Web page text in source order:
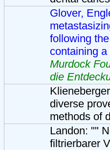
Glover,
following
containing
Murdock
die
diverse
methods of
Landon: ""
filtrierbarer